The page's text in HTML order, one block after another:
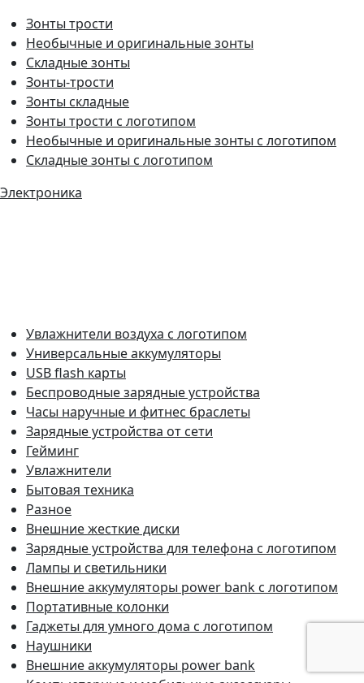
Зонты трости
Необычные и оригинальные зонты
Складные зонты
Зонты-трости
Зонты складные
Зонты трости с логотипом
Необычные и оригинальные зонты с логотипом
Складные зонты с логотипом
Электроника
Увлажнители воздуха с логотипом
Универсальные аккумуляторы
USB flash карты
Беспроводные зарядные устройства
Часы наручные и фитнес браслеты
Зарядные устройства от сети
Гейминг
Увлажнители
Бытовая техника
Разное
Внешние жесткие диски
Зарядные устройства для телефона с логотипом
Лампы и светильники
Внешние аккумуляторы power bank с логотипом
Портативные колонки
Гаджеты для умного дома с логотипом
Наушники
Внешние аккумуляторы power bank